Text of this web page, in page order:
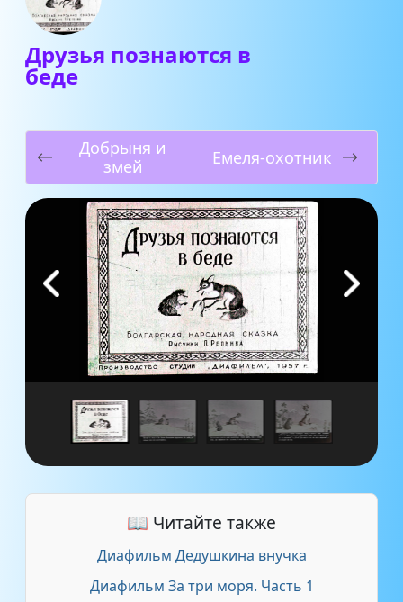
Друзья познаются в
беде
Добрыня и
змей
Емеля-охотник
📖 Читайте также
Диафильм Дедушкина внучка
Диафильм За три моря. Часть 1